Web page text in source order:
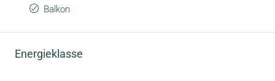
Balkon
Energieklasse